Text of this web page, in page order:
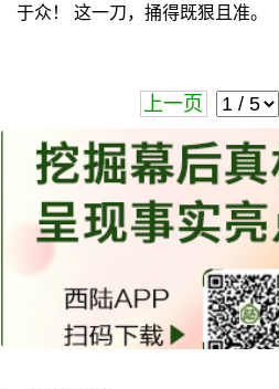
于众！ 这一刀，捅得既狠且准。
上一页